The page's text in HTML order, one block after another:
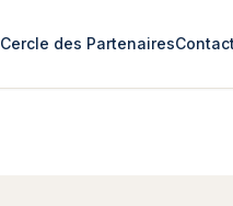
Cercle des PartenairesContact